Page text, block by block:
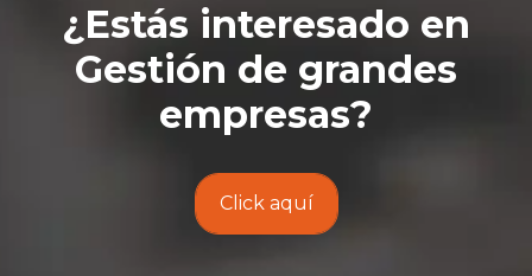
¿Estás interesado en
Gestión de grandes
empresas?
Click aquí